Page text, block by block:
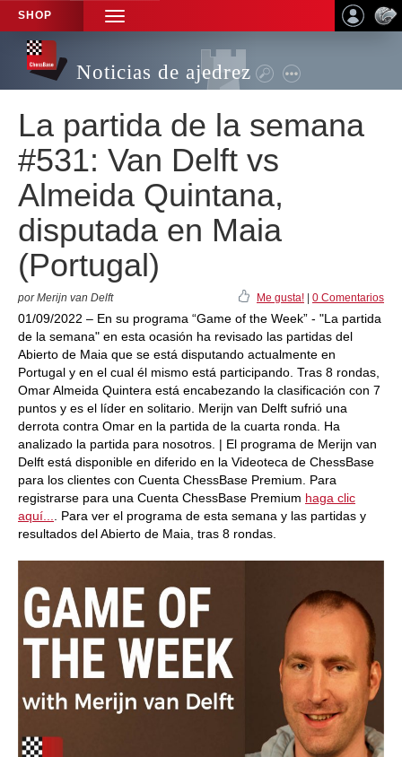
SHOP
TOGGLE
NAVIGATION
Noticias de ajedrez
La partida de la semana
#531: Van Delft vs
Almeida Quintana,
disputada en Maia
(Portugal)
por Merijn van Delft Me gusta! 0 Comentarios
01/09/2022 – En su programa “Game of the Week” - "La partida
de la semana" en esta ocasión ha revisado las partidas del
Abierto de Maia que se está disputando actualmente en
Portugal y en el cual él mismo está participando. Tras 8 rondas,
Omar Almeida Quintera está encabezando la clasificación con 7
puntos y es el líder en solitario. Merijn van Delft sufrió una
derrota contra Omar en la partida de la cuarta ronda. Ha
analizado la partida para nosotros. | El programa de Merijn van
Delft está disponible en diferido en la Videoteca de ChessBase
para los clientes con Cuenta ChessBase Premium. Para
registrarse para una Cuenta ChessBase Premium haga clic
aquí...
. Para ver el programa de esta semana y las partidas y
resultados del Abierto de Maia, tras 8 rondas.